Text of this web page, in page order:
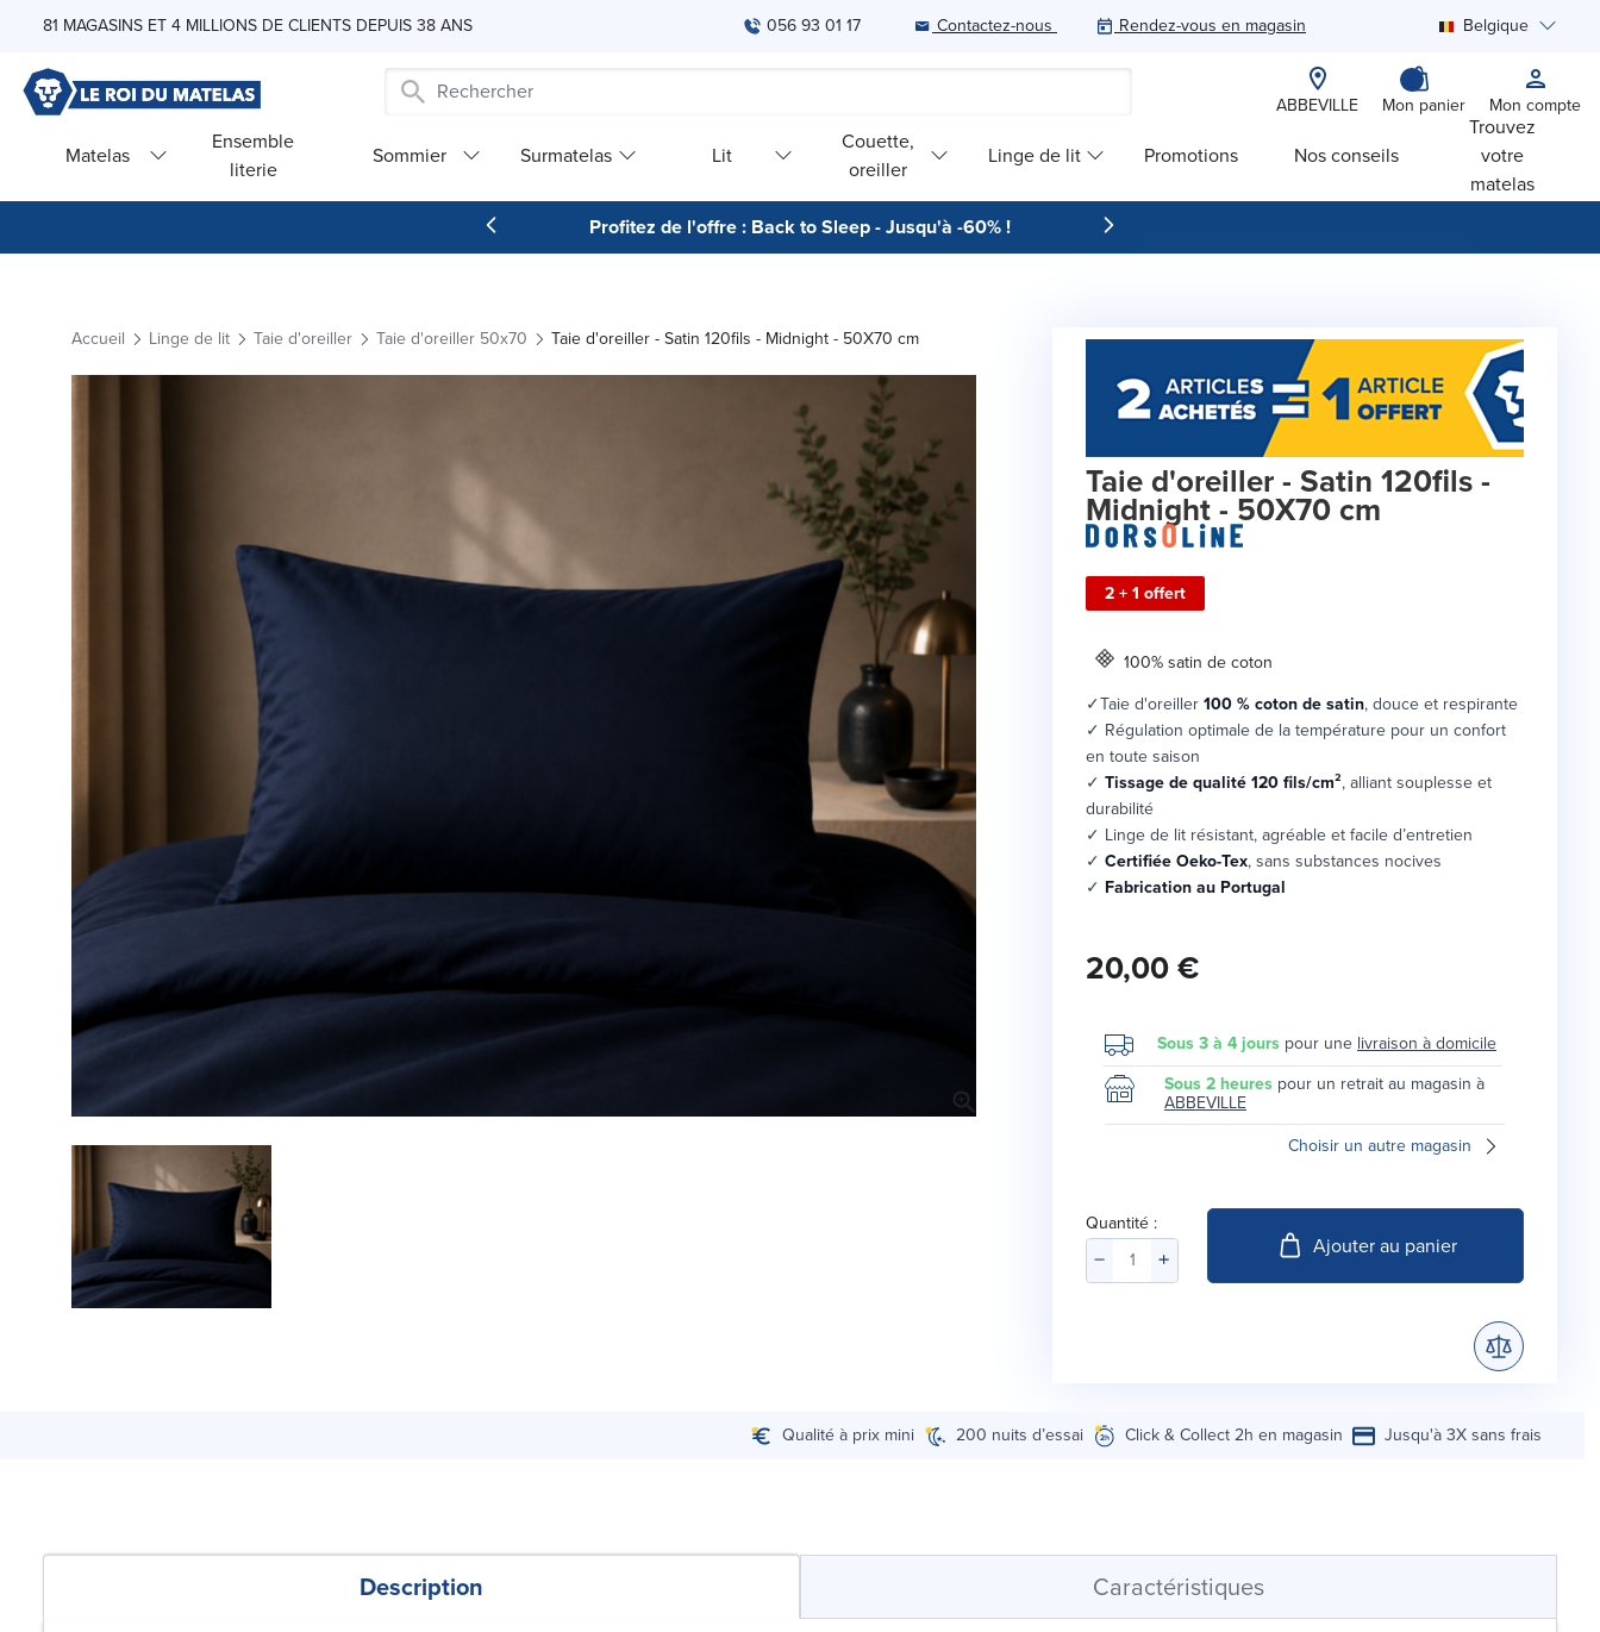
Skip to Content
81 MAGASINS ET 4 MILLIONS DE CLIENTS DEPUIS 38 ANS 056 93 01 17 Contactez-nous Rendez-vous en magasin Belgique
ABBEVILLE Mon panier Mon compte
Matelas
Ensemble
literie
Sommier Surmatelas Lit
Couette,
oreiller
Linge de lit Promotions Nos conseils
Trouvez
votre
matelas
Profitez de l'offre : Back to Sleep - Jusqu'à -60% !
Accueil Linge de lit Taie d'oreiller Taie d'oreiller 50x70 Taie d'oreiller - Satin 120fils - Midnight - 50X70 cm
Taie d'oreiller - Satin 120fils -
Midnight - 50X70 cm
2 + 1 offert
100% satin de coton
✓Taie d'oreiller100 % coton de satin, douce et respirante
✓ Régulation optimale de la température pour un confort
en toute saison
✓ Tissage de qualité 120 fils/cm², alliant souplesse et
durabilité
✓ Linge de lit résistant, agréable et facile d’entretien
✓ Certifiée Oeko-Tex, sans substances nocives
✓ Fabrication au Portugal
20,00 €
Sous 3 à 4 jours pour unelivraison à domicile
Sous 2 heures pour un retrait au magasin à
ABBEVILLE
Choisir un autre magasin
Quantité :
Ajouter au panier
Qualité à prix mini 200 nuits d’essai Click & Collect 2h en magasin Jusqu'à 3X sans frais
Description Caractéristiques